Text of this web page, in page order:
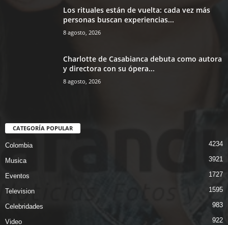
Los rituales están de vuelta: cada vez más
personas buscan experiencias...
8 agosto, 2026
Charlotte de Casabianca debuta como autora
y directora con su ópera...
8 agosto, 2026
CATEGORÍA POPULAR
Colombia 4234
Musica 3921
Eventos 1727
Television 1595
Celebridades 983
Video 922